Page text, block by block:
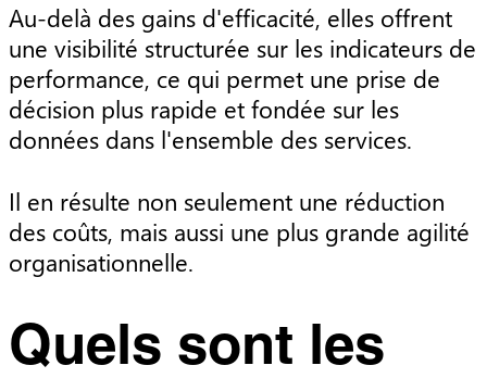
Au-delà des gains d'efficacité, elles offrent
une visibilité structurée sur les indicateurs de
performance, ce qui permet une prise de
décision plus rapide et fondée sur les
données dans l'ensemble des services.
Il en résulte non seulement une réduction
des coûts, mais aussi une plus grande agilité
organisationnelle.
Quels sont les